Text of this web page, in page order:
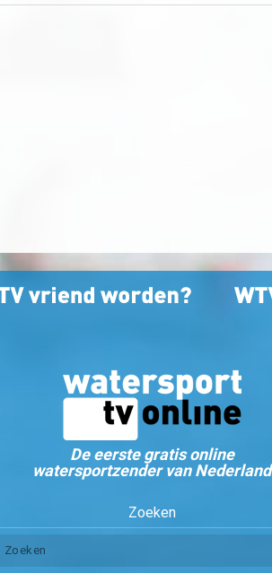
De eerste gratis online
watersportzender van Nederland
Zoeken